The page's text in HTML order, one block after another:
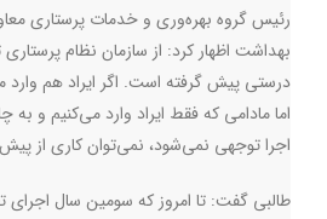
رئیس گروه بهره‌وری و خدمات پرستاری
بهداشت اظهار کرد:‌ از سازمان نظام
درستی پیش گرفته است. اگر ایراد هم وارد
اما مادامی که فقط ایراد وارد می‌کنیم و
اجرا توجهی نمی‌شود، نمی‌توان کاری از
طالبی گفت: تا امروز که سومین سال